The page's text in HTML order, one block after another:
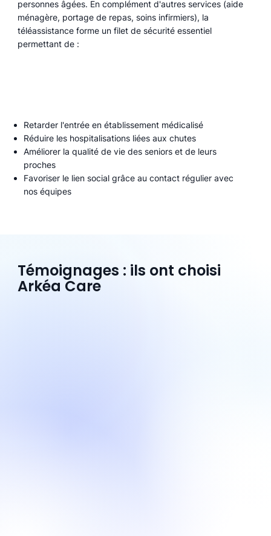
personnes âgées. En complément d'autres services (aide
ménagère, portage de repas, soins infirmiers), la
téléassistance forme un filet de sécurité essentiel
permettant de :
Retarder l'entrée en établissement médicalisé
Réduire les hospitalisations liées aux chutes
Améliorer la qualité de vie des seniors et de leurs
proches
Favoriser le lien social grâce au contact régulier avec
nos équipes
Témoignages : ils ont choisi
Arkéa Care